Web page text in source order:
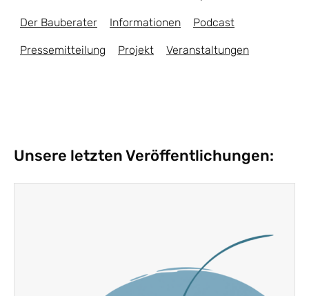
Der Bauberater Informationen Podcast
Pressemitteilung Projekt Veranstaltungen
Unsere letzten Veröffentlichungen: